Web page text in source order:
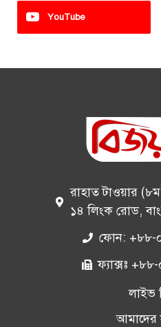
YouTube
রাহাত টাওয়ার
১৪ লিংক রোড,
ফোন: +৮৮-
ফ্যাক্সঃ
লাইভ
আমাদের